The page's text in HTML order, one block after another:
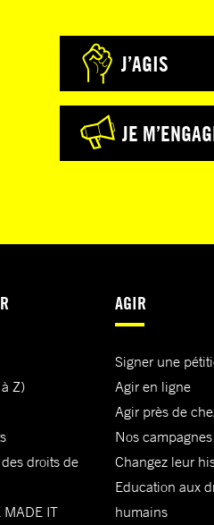
J’AGIS
JE
Z)
droits de
MADE IT
AGIR
Signer une
Agir en ligne
Agir près de
Nos campagnes
Changez leur
Education aux
humains